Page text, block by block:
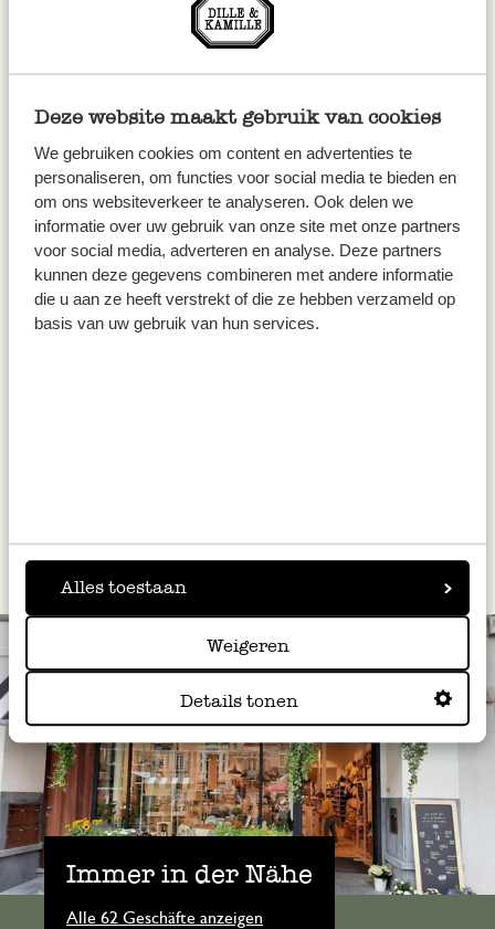
Deze website maakt gebruik van cookies
We gebruiken cookies om content en advertenties te
personaliseren, om functies voor social media te bieden en
om ons websiteverkeer te analyseren. Ook delen we
informatie over uw gebruik van onze site met onze partners
voor social media, adverteren en analyse. Deze partners
kunnen deze gegevens combineren met andere informatie
die u aan ze heeft verstrekt of die ze hebben verzameld op
basis van uw gebruik van hun services.
Alles toestaan
Weigeren
Details tonen
inkl. MwSt zzgl. Versandkosten inkl. MwSt zzgl. Versandkosten
Aufbewahrungsbox Bambus,
Bambusbehälter
Immer in der Nähe
Alle 62 Geschäfte anzeigen